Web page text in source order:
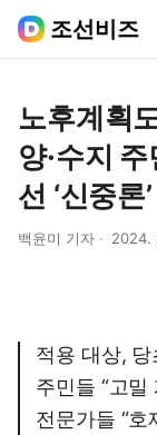
조선비즈
노후계획
양·수지
선 ‘신중론’
백윤미 기자 2024.
적용 대상,
주민들 “고밀
전문가들 “